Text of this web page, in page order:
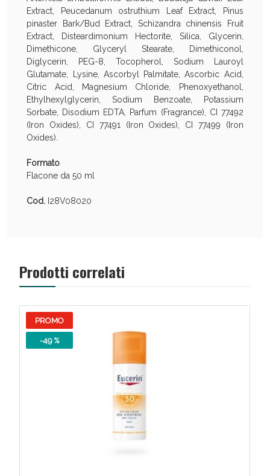
Extract, Peucedanum ostruthium Leaf Extract, Pinus
pinaster Bark/Bud Extract, Schizandra chinensis Fruit
Extract, Disteardimonium Hectorite, Silica, Glycerin,
Dimethicone, Glyceryl Stearate, Dimethiconol,
Diglycerin, PEG-8, Tocopherol, Sodium Lauroyl
Glutamate, Lysine, Ascorbyl Palmitate, Ascorbic Acid,
Citric Acid, Magnesium Chloride, Phenoxyethanol,
Ethylhexylglycerin, Sodium Benzoate, Potassium
Sorbate, Disodium EDTA, Parfum (Fragrance), CI 77492
(Iron Oxides), CI 77491 (Iron Oxides), CI 77499 (Iron
Oxides).
Formato
Flacone da 50 ml
Cod. I28V08020
Prodotti correlati
PROMO
-49 %
Scopri le offerte di Oggi